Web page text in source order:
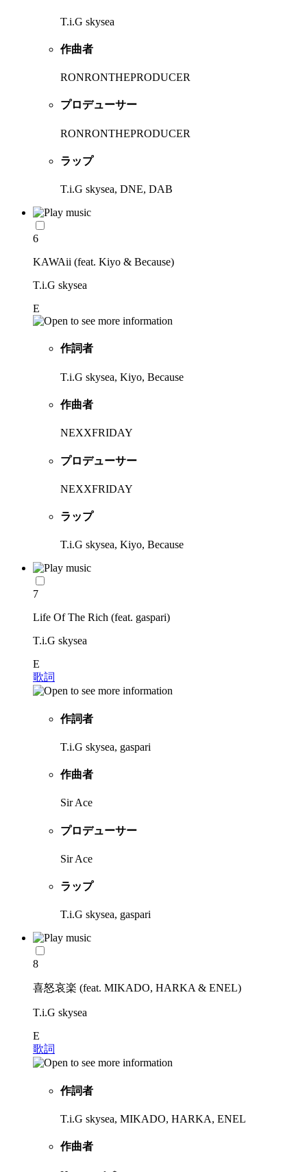
T.i.G skysea
作曲者
RONRONTHEPRODUCER
プロデューサー
RONRONTHEPRODUCER
ラップ
T.i.G skysea, DNE, DAB
6
KAWAii (feat. Kiyo & Because)
T.i.G skysea
E
作詞者
T.i.G skysea, Kiyo, Because
作曲者
NEXXFRIDAY
プロデューサー
NEXXFRIDAY
ラップ
T.i.G skysea, Kiyo, Because
7
Life Of The Rich (feat. gaspari)
T.i.G skysea
E
歌詞
作詞者
T.i.G skysea, gaspari
作曲者
Sir Ace
プロデューサー
Sir Ace
ラップ
T.i.G skysea, gaspari
8
喜怒哀楽 (feat. MIKADO, HARKA & ENEL)
T.i.G skysea
E
歌詞
作詞者
T.i.G skysea, MIKADO, HARKA, ENEL
作曲者